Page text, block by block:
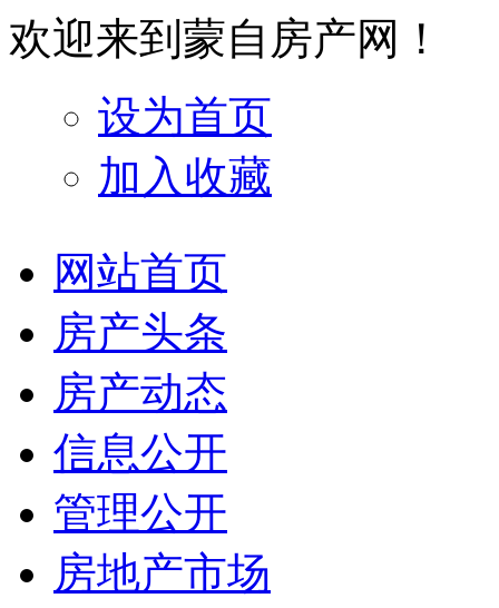
欢迎来到蒙自房产网！
设为首页
加入收藏
网站首页
房产头条
房产动态
信息公开
管理公开
房地产市场